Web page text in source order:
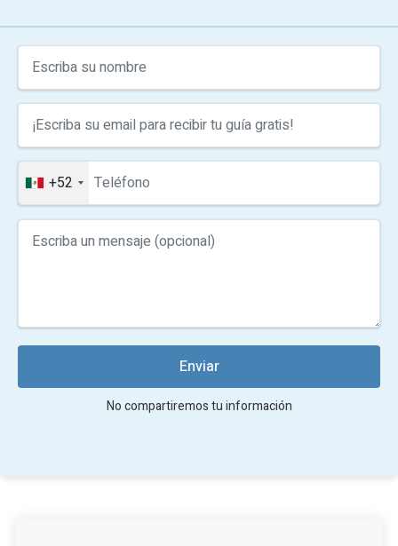
+52
Enviar
No compartiremos tu información